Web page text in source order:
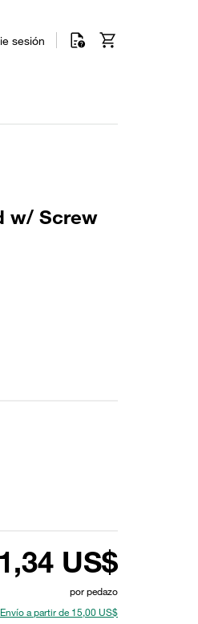
sesión
w/ Screw
US$
por pedazo
Envío a partir de 15,00 US$